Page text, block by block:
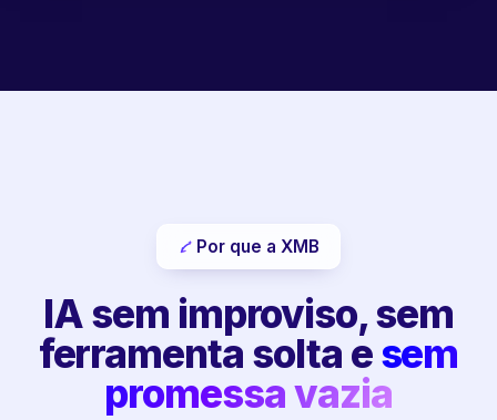
Por que a XMB
IA sem improviso, sem
ferramenta solta esem
promessa vazia